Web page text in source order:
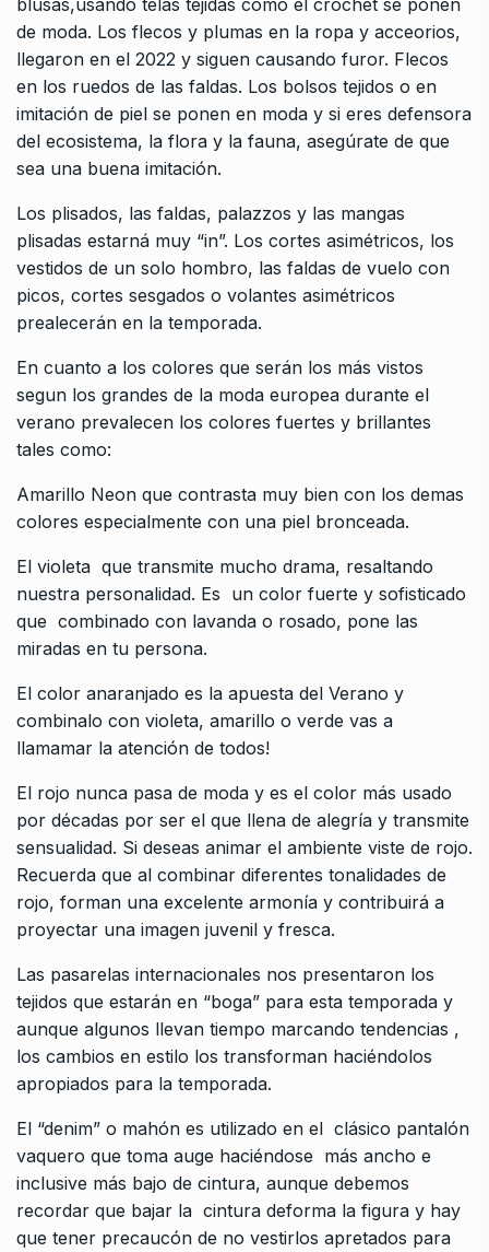
de moda. Los flecos y plumas en la ropa y acceorios,
llegaron en el 2022 y siguen causando furor. Flecos
en los ruedos de las faldas. Los bolsos tejidos o en
imitación de piel se ponen en moda y si eres defensora
del ecosistema, la flora y la fauna, asegúrate de que
sea una buena imitación.
Los plisados, las faldas, palazzos y las mangas
plisadas estarná muy “in”. Los cortes asimétricos, los
vestidos de un solo hombro, las faldas de vuelo con
picos, cortes sesgados o volantes asimétricos
prealecerán en la temporada.
En cuanto a los colores que serán los más vistos
segun los grandes de la moda europea durante el
verano prevalecen los colores fuertes y brillantes
tales como:
Amarillo Neon que contrasta muy bien con los demas
colores especialmente con una piel bronceada.
El violeta que transmite mucho drama, resaltando
nuestra personalidad. Es un color fuerte y sofisticado
que combinado con lavanda o rosado, pone las
miradas en tu persona.
El color anaranjado es la apuesta del Verano y
combinalo con violeta, amarillo o verde vas a
llamamar la atención de todos!
El rojo nunca pasa de moda y es el color más usado
por décadas por ser el que llena de alegría y transmite
sensualidad. Si deseas animar el ambiente viste de rojo.
Recuerda que al combinar diferentes tonalidades de
rojo, forman una excelente armonía y contribuirá a
proyectar una imagen juvenil y fresca.
Las pasarelas internacionales nos presentaron los
tejidos que estarán en “boga” para esta temporada y
aunque algunos llevan tiempo marcando tendencias ,
los cambios en estilo los transforman haciéndolos
apropiados para la temporada.
El “denim” o mahón es utilizado en el clásico pantalón
vaquero que toma auge haciéndose más ancho e
inclusive más bajo de cintura, aunque debemos
recordar que bajar la cintura deforma la figura y hay
que tener precaucón de no vestirlos apretados para